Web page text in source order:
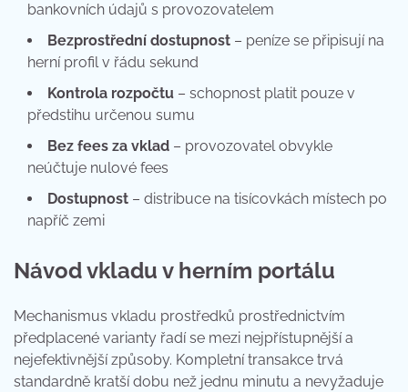
bankovních údajů s provozovatelem
Bezprostřední dostupnost – peníze se připisují na
herní profil v řádu sekund
Kontrola rozpočtu – schopnost platit pouze v
předstihu určenou sumu
Bez fees za vklad – provozovatel obvykle
neúčtuje nulové fees
Dostupnost – distribuce na tisícovkách místech po
napříč zemi
Návod vkladu v herním portálu
Mechanismus vkladu prostředků prostřednictvím
předplacené varianty řadí se mezi nejpřístupnější a
nejefektivnější způsoby. Kompletní transakce trvá
standardně kratší dobu než jednu minutu a nevyžaduje